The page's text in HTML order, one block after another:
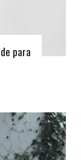
para